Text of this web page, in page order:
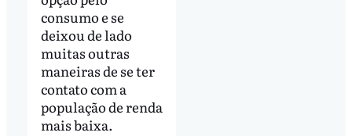
consumo e se
deixou de lado
muitas outras
maneiras de se ter
contato com a
população de renda
mais baixa.